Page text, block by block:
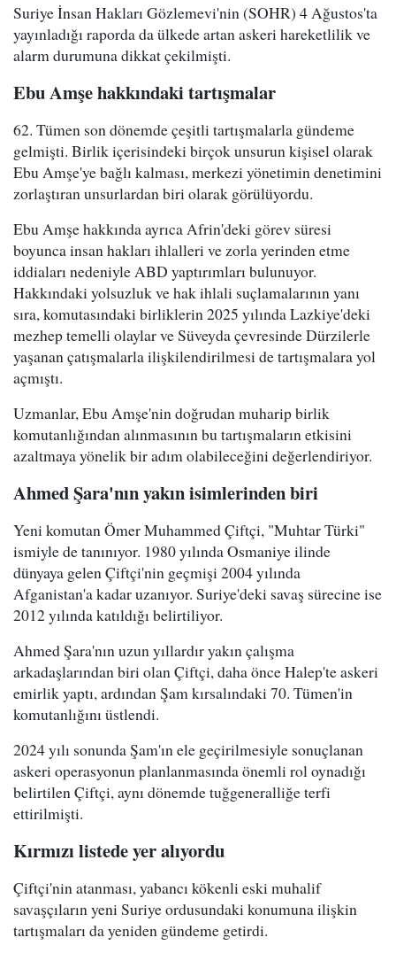
Suriye İnsan Hakları Gözlemevi'nin (SOHR) 4 Ağustos'ta
yayınladığı raporda da ülkede artan askeri hareketlilik ve
alarm durumuna dikkat çekilmişti.
Ebu Amşe hakkındaki tartışmalar
62. Tümen son dönemde çeşitli tartışmalarla gündeme
gelmişti. Birlik içerisindeki birçok unsurun kişisel olarak
Ebu Amşe'ye bağlı kalması, merkezi yönetimin denetimini
zorlaştıran unsurlardan biri olarak görülüyordu.
Ebu Amşe hakkında ayrıca Afrin'deki görev süresi
boyunca insan hakları ihlalleri ve zorla yerinden etme
iddiaları nedeniyle ABD yaptırımları bulunuyor.
Hakkındaki yolsuzluk ve hak ihlali suçlamalarının yanı
sıra, komutasındaki birliklerin 2025 yılında Lazkiye'deki
mezhep temelli olaylar ve Süveyda çevresinde Dürzilerle
yaşanan çatışmalarla ilişkilendirilmesi de tartışmalara yol
açmıştı.
Uzmanlar, Ebu Amşe'nin doğrudan muharip birlik
komutanlığından alınmasının bu tartışmaların etkisini
azaltmaya yönelik bir adım olabileceğini değerlendiriyor.
Ahmed Şara'nın yakın isimlerinden biri
Yeni komutan Ömer Muhammed Çiftçi, "Muhtar Türki"
ismiyle de tanınıyor. 1980 yılında Osmaniye ilinde
dünyaya gelen Çiftçi'nin geçmişi 2004 yılında
Afganistan'a kadar uzanıyor. Suriye'deki savaş sürecine ise
2012 yılında katıldığı belirtiliyor.
Ahmed Şara'nın uzun yıllardır yakın çalışma
arkadaşlarından biri olan Çiftçi, daha önce Halep'te askeri
emirlik yaptı, ardından Şam kırsalındaki 70. Tümen'in
komutanlığını üstlendi.
2024 yılı sonunda Şam'ın ele geçirilmesiyle sonuçlanan
askeri operasyonun planlanmasında önemli rol oynadığı
belirtilen Çiftçi, aynı dönemde tuğgeneralliğe terfi
ettirilmişti.
Kırmızı listede yer alıyordu
Çiftçi'nin atanması, yabancı kökenli eski muhalif
savaşçıların yeni Suriye ordusundaki konumuna ilişkin
tartışmaları da yeniden gündeme getirdi.